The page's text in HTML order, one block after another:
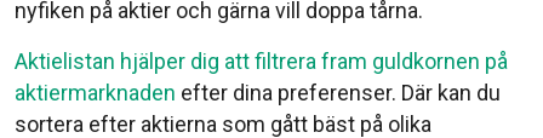
nyfiken på aktier och gärna vill doppa tårna.
Aktielistan hjälper dig att filtrera fram guldkornen på
aktiermarknaden efter dina preferenser. Där kan du
sortera efter aktierna som gått bäst på olika